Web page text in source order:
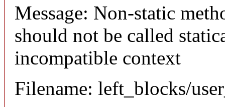
Message: Non-static
should not be called
incompatible context
Filename: left_blocks/